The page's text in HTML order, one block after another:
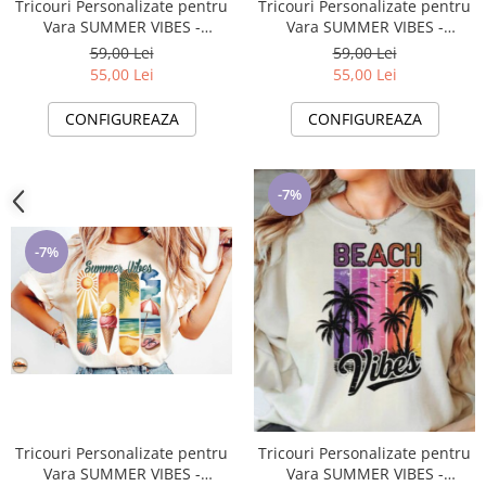
Tricouri Personalizate pentru
Vara SUMMER VIBES -
Esentiale in Bagajul Tau de
Vacanta ❤️ E-Cadou.com
59,00 Lei
55,00 Lei
CONFIGUREAZA
Tricouri Personalizate pentru
Vara SUMMER VIBES -
Esentiale in Bagajul Tau de
Vacanta ❤️ E-Cadou.com
59,00 Lei
55,00 Lei
CONFIGUREAZA
-7%
Tricouri Personalizate pentru
Vara SUMMER VIBES -
-7%
Tricouri Personalizate pentru
Vara SUMMER VIBES -